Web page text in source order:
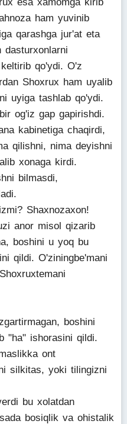
ham yuvinib
qarashga jur'at eta
qo'ydi. O'z
Shoxrux ham uyalib
uyiga tashlab qo'ydi.
og'iz gap gapirishdi.
kabinetiga chaqirdi,
qilishni, nima deyishni
xonaga kirdi.
bilmasdi,
Shaxnozaxon!
anor misol qizarib
boshini u yoq bu
qildi. O'ziningbe'mani
boshini
"ha" ishorasini qildi.
ont
silkitas, yoki tilingizni
bu xolatdan
bosiqlik va ohistalik